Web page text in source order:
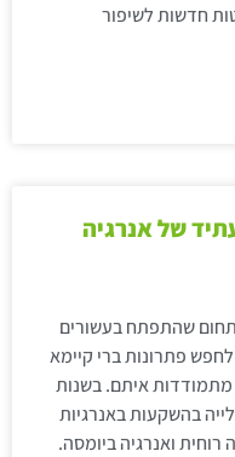
חדשות לשיפור
של אנרגיה
שהתפתח בעשורים
פתרונות ברי קיימא
מתמודדות איתם. בשנות
בהשקעות באנרגיות
רוחית ואנרגיה ביומסה.